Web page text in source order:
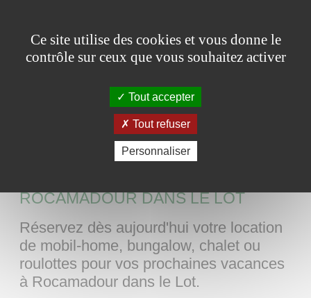
ROCAMADOUR DANS LE LOT
Réservez dès aujourd'hui votre location
de mobil-home, bungalow, chalet ou
roulottes pour vos prochaines vacances
à Rocamadour dans le Lot.
Ce site utilise des cookies et vous donne le
contrôle sur ceux que vous souhaitez activer
Tout accepter
Tout refuser
Personnaliser